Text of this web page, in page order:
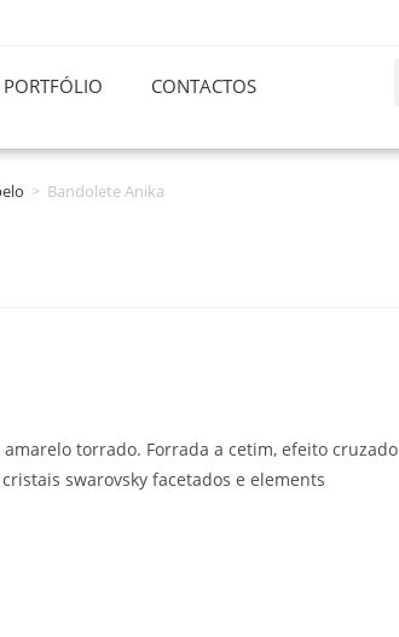
PORTFÓLIO CONTACTOS
> Bandolete Anika
torrado. Forrada a cetim, efeito cruzado
swarovsky facetados e elements